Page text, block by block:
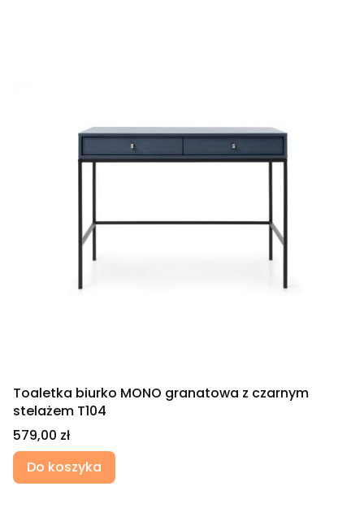
Toaletka biurko MONO granatowa z czarnym
stelażem T104
Cena
579,00 zł
Do koszyka